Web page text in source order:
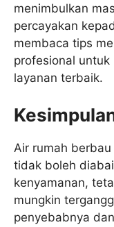
menimbulkan
percayakan
membaca tips
profesional
layanan terbaik.
Air rumah
tidak boleh
kenyamanan,
mungkin
penyebabnya